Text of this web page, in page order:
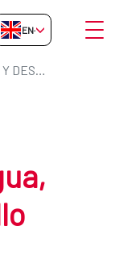
y
EN-GB
DIÁLOGOS SOBRE AGUA, GÉNERO Y DESARROLLO URBANO